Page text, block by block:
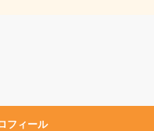
フィール